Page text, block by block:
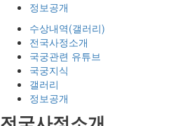
정보공개
수상내역(갤러리)
전국사정소개
국궁관련 유튜브
국궁지식
갤러리
정보공개